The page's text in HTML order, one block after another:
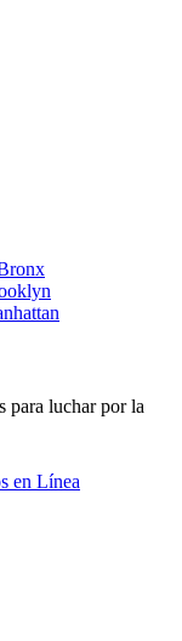
para luchar por la
en Línea